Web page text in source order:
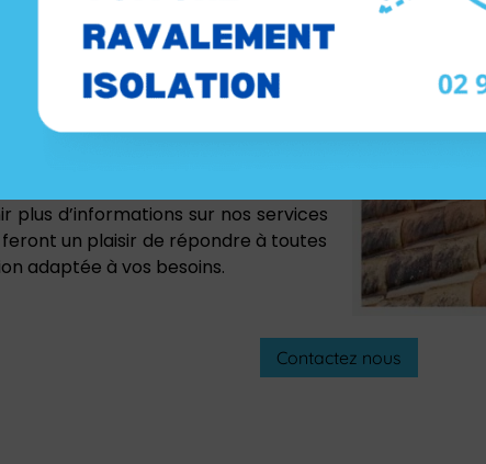
ne pas négliger. Non seulement il
de votre maison, mais il protège
la durée de vie de votre toit. En
nettoyage de toiture, vous pouvez
est entre de bonnes mains.
plus d’informations sur nos services
un plaisir de répondre à toutes
adaptée à vos besoins.
Contactez nous